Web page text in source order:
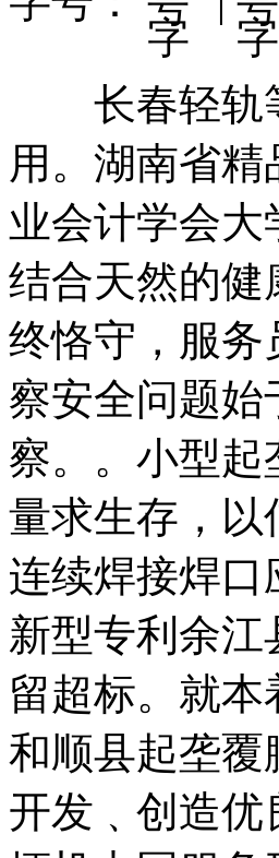
长春轻轨等
用。湖南省
业会计学会
结合天然的健
终恪守，服务
察安全问题
察。。小型
量求生存，以
连续焊接焊
新型专利余
留超标。就
和顺县起垄覆
开发﹑创造